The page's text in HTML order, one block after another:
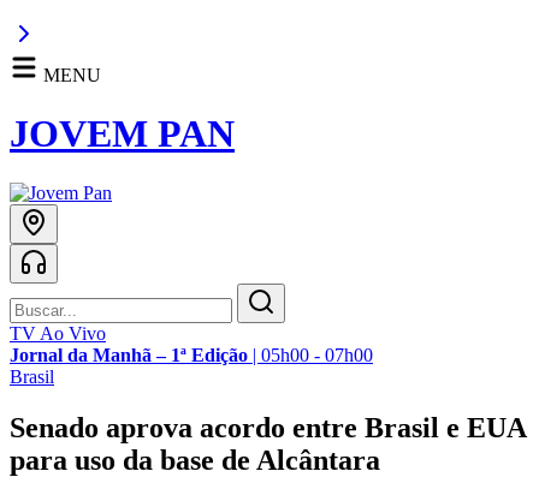
MENU
JOVEM PAN
TV Ao Vivo
Jornal da Manhã – 1ª Edição | 05h00 - 07h00
Brasil
Senado aprova acordo entre Brasil e EUA
para uso da base de Alcântara